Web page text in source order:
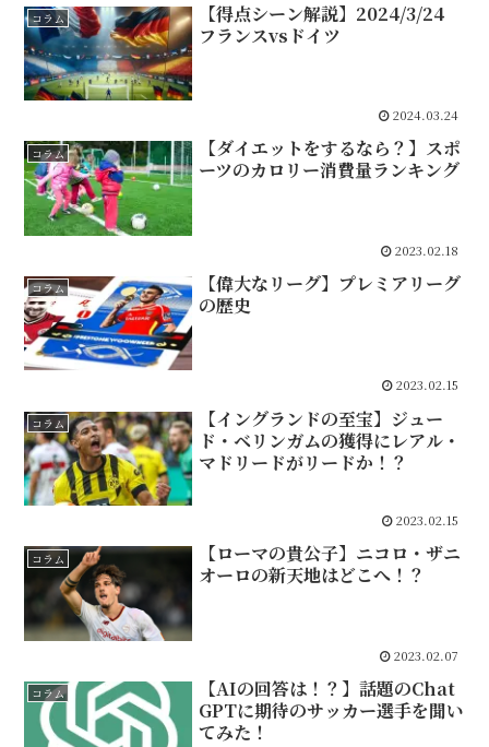
コラム
【得点シーン解説】2024/3/24
フランスvsドイツ
2024.03.24
コラム
【ダイエットをするなら？】スポ
ーツのカロリー消費量ランキング
2023.02.18
コラム
【偉大なリーグ】プレミアリーグ
の歴史
2023.02.15
コラム
【イングランドの至宝】ジュー
ド・ベリンガムの獲得にレアル・
マドリードがリードか！？
2023.02.15
コラム
【ローマの貴公子】ニコロ・ザニ
オーロの新天地はどこへ！？
2023.02.07
コラム
【AIの回答は！？】話題のChat
GPTに期待のサッカー選手を聞い
てみた！